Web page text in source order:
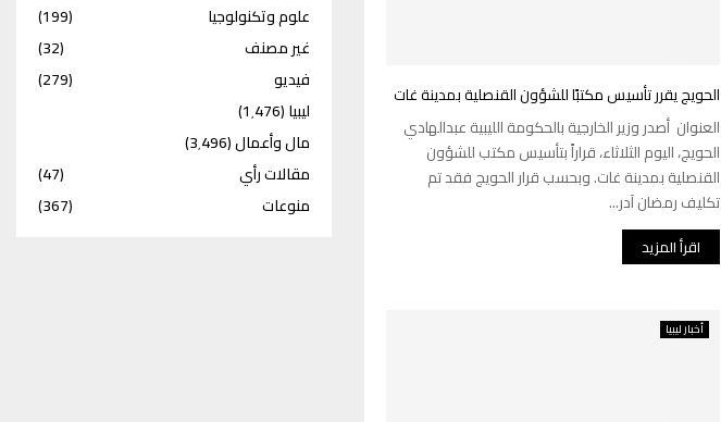
الحويج يقرر تأسيس مكتبًا للشؤون القنصلية بمدينة غات
العنوان أصدر وزير الخارجية بالحكومة الليبية عبدالهادي
الحويج، اليوم الثلاثاء، قراراً بتأسيس مكتب للشؤون
القنصلية بمدينة غات. وبحسب قرار الحويج فقد تم
تكليف رمضان آدر...
اقرأ المزيد
أخبار ليبيا
علوم وتكنولوجيا
(199)
غير مصنف
(32)
فيديو
(279)
ليبيا(1٬476)
مال وأعمال(3٬496)
مقالات رأي
(47)
منوعات
(367)